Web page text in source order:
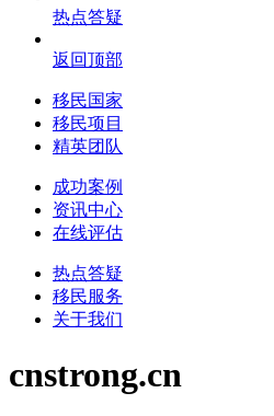
热点答疑
返回顶部
移民国家
移民项目
精英团队
成功案例
资讯中心
在线评估
热点答疑
移民服务
关于我们
cnstrong.cn